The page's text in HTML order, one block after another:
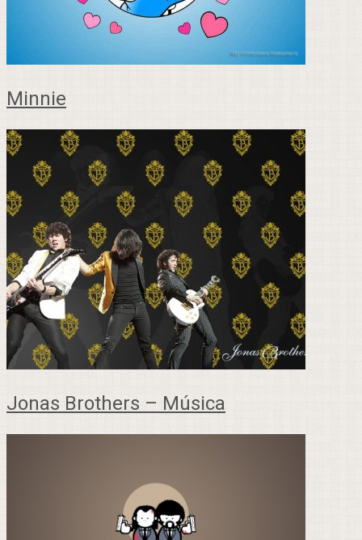
Minnie
Jonas Brothers – Música